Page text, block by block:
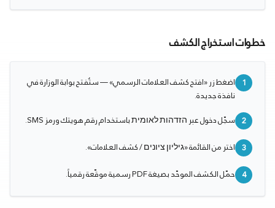
خطوات استخراج الكشف
1 اضغط زر «افتح كشف العلامات الرسمي» — ستُفتح بوابة الوزارة في
نافذة جديدة.
2 سجّل دخول عبر הזדהות לאומית باستخدام رقم هويتك ورمز SMS.
3 اختر من القائمة «גיליון ציונים / كشف العلامات».
4 حمّل الكشف الموحّد بصيغة PDF رسمية موقّعة رقمياً.